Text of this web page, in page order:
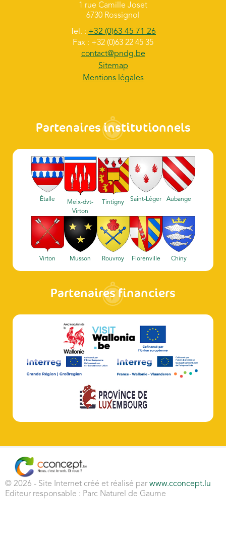
1 rue Camille Joset
6730 Rossignol
Tel. : +32 (0)63 45 71 26
Fax : +32 (0)63 22 45 35
contact@pndg.be
Sitemap
Mentions légales
Partenaires institutionnels
Étalle
Meix-dvt-
Virton
Tintigny Saint-Léger Aubange
Virton Musson Rouvroy Florenville Chiny
Partenaires financiers
© 2026 - Site Internet créé et réalisé parwww.cconcept.lu
Editeur responsable : Parc Naturel de Gaume